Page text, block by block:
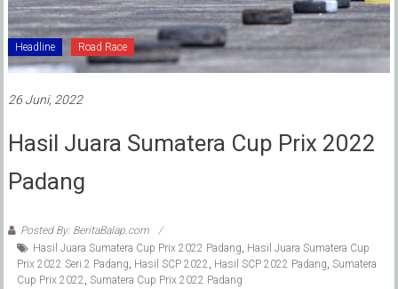
Headline Road Race
26 Juni, 2022
Hasil Juara Sumatera Cup Prix 2022
Padang
Posted By: BeritaBalap.com
Hasil Juara Sumatera Cup Prix 2022 Padang Hasil Juara Sumatera Cup
Prix 2022 Seri 2 Padang Hasil SCP 2022 Hasil SCP 2022 Padang Sumatera
Cup Prix 2022 Sumatera Cup Prix 2022 Padang